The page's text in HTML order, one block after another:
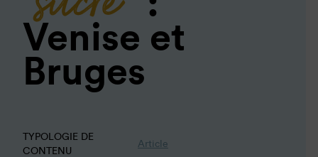
Venise et
Bruges
TYPOLOGIE DE
CONTENU
Article